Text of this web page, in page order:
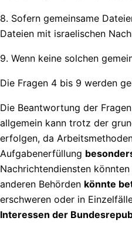
8. Sofern gemeinsame
Dateien mit israelischen
9. Wenn keine solchen
Die Fragen 4 bis 9 werden
Die Beantwortung der
allgemein kann trotz der
erfolgen, da
Aufgabenerfüllung
Nachrichtendiensten
anderen Behörden könnte
erschweren oder in
Interessen der